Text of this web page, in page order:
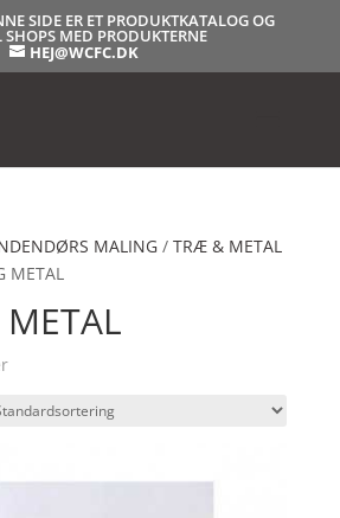
SIDE ER ET PRODUKTKATALOG OG
SHOPS MED PRODUKTERNE
HEJ@WCFC.DK
MALING/ TRÆ & METAL
METAL